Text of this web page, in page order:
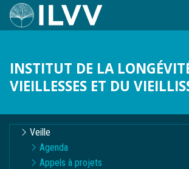
Aller
au
INSTITUT DE LA
VIEILLESSES ET DU
Navigation
contextuelle
Veille
Agenda
Appels à projets